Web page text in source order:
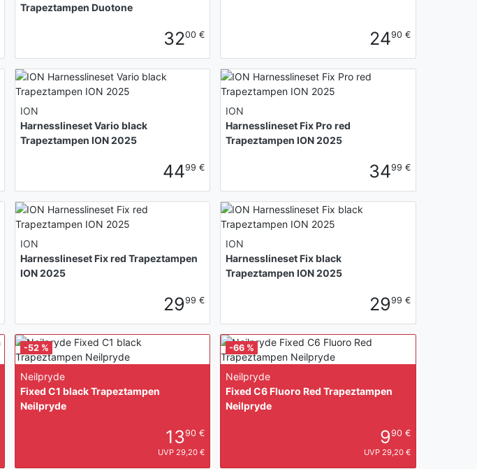
Trapeztampen Duotone
3200 € 2490 €
ION
Harnesslineset Vario black
Trapeztampen ION 2025
4499 €
ION
Harnesslineset Fix Pro red
Trapeztampen ION 2025
3499 €
ION
Harnesslineset Fix red Trapeztampen
ION 2025
2999 €
ION
Harnesslineset Fix black
Trapeztampen ION 2025
2999 €
Neilpryde
Fixed C1 black Trapeztampen
Neilpryde
1390 €
UVP 29,20 €
-52 %
Neilpryde
Fixed C6 Fluoro Red Trapeztampen
Neilpryde
990 €
UVP 29,20 €
-66 %